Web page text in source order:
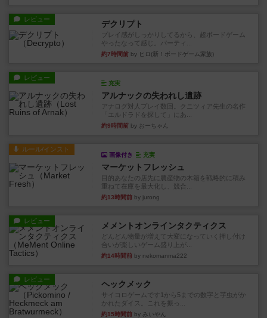
レビュー デクリプト
プレイ感がしっかりしてるから、超ボードゲーム
やったなって感じ。パーティ...
約7時間前 by ヒロ(新！ボードゲーム家族)
レビュー
充実
アルナックの失われし遺跡
アナログ対人プレイ数回。クニツィア先生の名作
「エルドラドを探して」にあ...
約9時間前 by おーちゃん
ルール/インスト
画像付き 充実
マーケットフレッシュ
目的あなたの店先に農産物の木箱を戦略的に積み
重ねて在庫を最大化し、競合...
約13時間前 by jurong
レビュー メメントオンラインタクティクス
どんどん物量が増えて大変になっていく押し付け
合いが楽しいゲーム盛り上が...
約14時間前 by nekomanma222
レビュー ヘックメック
サイコロゲームです1から5までの数字と芋虫がか
かれたダイス。これを振っ...
約15時間前 by みいやん